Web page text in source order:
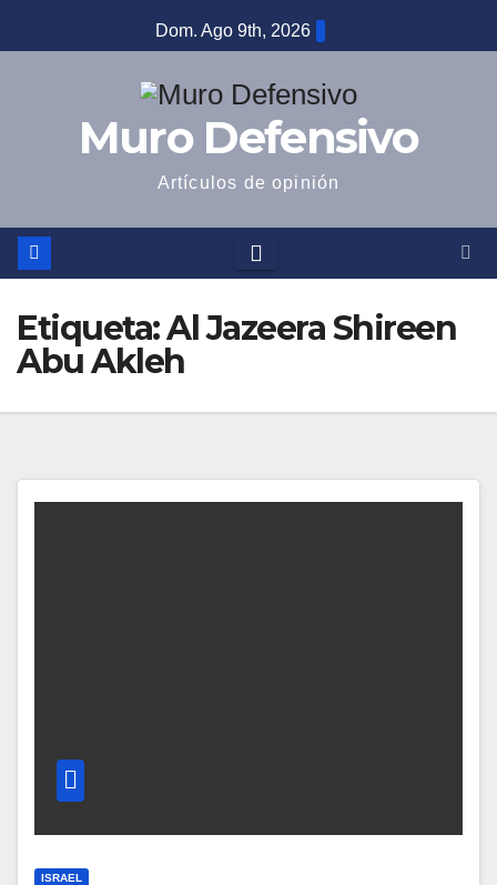
al
Dom. Ago 9th, 2026
Muro Defensivo
Artículos de opinión
Etiqueta:Al Jazeera Shireen
Abu Akleh
ISRAEL